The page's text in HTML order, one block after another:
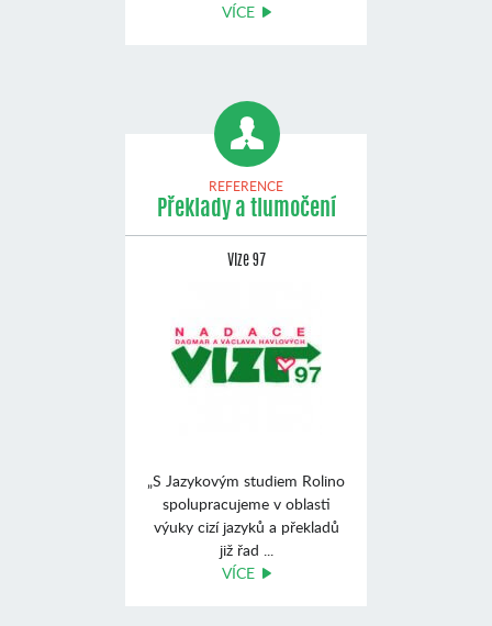
VÍCE
REFERENCE
Překlady a tlumočení
Vize 97
„S Jazykovým studiem Rolino
spolupracujeme v oblasti
výuky cizí jazyků a překladů
již řad ...
VÍCE